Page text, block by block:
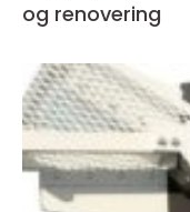
og renovering